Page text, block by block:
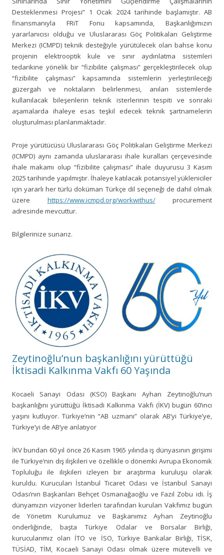
Desteklenmesi Projesi” 1 Ocak 2024 tarihinde başlamıştır. AB
finansmanıyla FRiT Fonu kapsamında, Başkanlığımızın
yararlanıcısı olduğu ve Uluslararası Göç Politikaları Geliştirme
Merkezi (ICMPD) teknik desteğiyle yürütülecek olan bahse konu
projenin elektrooptik kule ve sınır aydınlatma sistemleri
tedarikine yönelik bir “fizibilite çalışması” gerçekleştirilecek olup
“fizibilite çalışması” kapsamında sistemlerin yerleştirileceği
güzergah ve noktaların belirlenmesi, anılan sistemlerde
kullanılacak bileşenlerin teknik isterlerinin tespiti ve sonraki
aşamalarda ihaleye esas teşkil edecek teknik şartnamelerin
oluşturulması planlanmaktadır.
Proje yürütücüsü Uluslararası Göç Politikaları Geliştirme Merkezi
(ICMPD) aynı zamanda uluslararası ihale kuralları çerçevesinde
ihale makamı olup “fizibilite çalışması” ihale duyurusu 3 Kasım
2025 tarihinde yapılmıştır. İhaleye katılacak potansiyel yükleniciler
için yararlı her türlü doküman Türkçe dil seçeneği de dahil olmak
üzere https://www.icmpd.org/workwithus/procurement
adresinde mevcuttur.
Bilgilerinize sunarız.
Zeytinoğlu’nun başkanlığını yürüttüğü
İktisadi Kalkınma Vakfı 60 Yaşında
Kocaeli Sanayi Odası (KSO) Başkanı Ayhan Zeytinoğlu’nun
başkanlığını yürüttüğü İktisadi Kalkınma Vakfı (İKV) bugün 60’ıncı
yaşını kutluyor. Türkiye’nin “AB uzmanı” olarak AB’yi Türkiye’ye,
Türkiye’yi de AB’ye anlatıyor
İKV bundan 60 yıl önce 26 Kasım 1965 yılında iş dünyasının girişimi
ile Türkiye’nin dış ilişkileri ve özellikle o dönemki Avrupa Ekonomik
Topluluğu ile ilişkileri izleyen bir araştırma kuruluşu olarak
kuruldu. Kurucuları İstanbul Ticaret Odası ve İstanbul Sanayi
Odası’nın Başkanları Behçet Osmanağaoğlu ve Fazıl Zobu idi. İş
dünyamızın vizyoner liderleri tarafından kurulan Vakfımız bugün
de Yönetim Kurulumuz ve Başkanımız Ayhan Zeytinoğlu
önderliğinde, başta Türkiye Odalar ve Borsalar Birliği,
kurucularımız olan İTO ve İSO, Türkiye Bankalar Birliği, TİSK,
TÜSİAD, TİM, Kocaeli Sanayi Odası olmak üzere mütevelli ve